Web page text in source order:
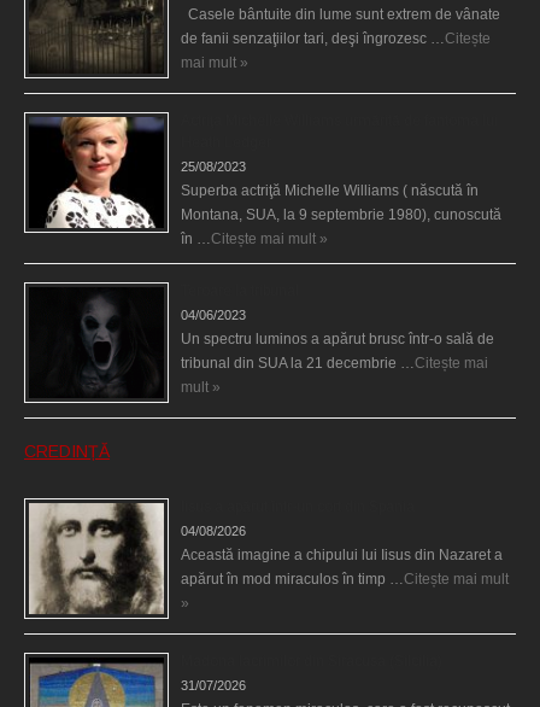
Casele bântuite din lume sunt extrem de vânate
de fanii senzaţiilor tari, deşi îngrozesc …Citește
mai mult »
25/08/2023
Superba actriţă Michelle Williams ( născută în
Montana, SUA, la 9 septembrie 1980), cunoscută
în …Citește mai mult »
04/06/2023
Un spectru luminos a apărut brusc într-o sală de
tribunal din SUA la 21 decembrie …Citește mai
mult »
CREDINȚĂ
04/08/2026
Această imagine a chipului lui Iisus din Nazaret a
apărut în mod miraculos în timp …Citește mai mult
»
31/07/2026